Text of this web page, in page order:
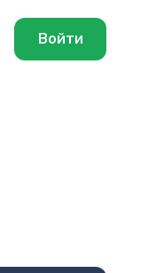
Войти